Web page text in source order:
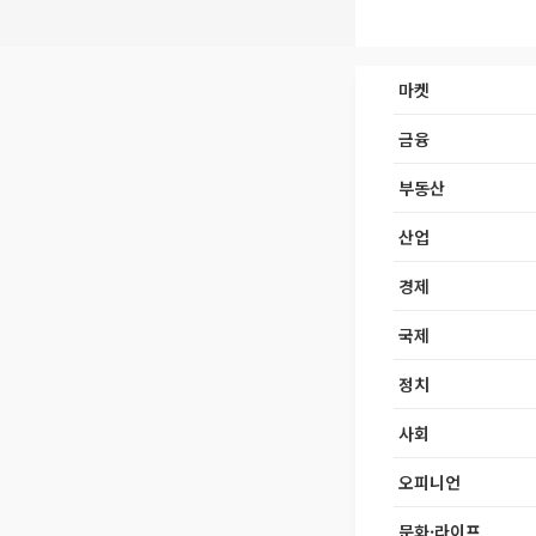
마켓
금융
부동산
산업
경제
국제
정치
사회
오피니언
문화·라이프